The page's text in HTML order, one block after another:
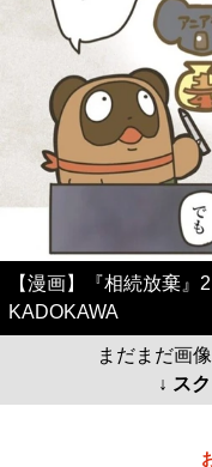
【漫画】『相続放棄
KADOKAWA
まだまだ画
↓ ス